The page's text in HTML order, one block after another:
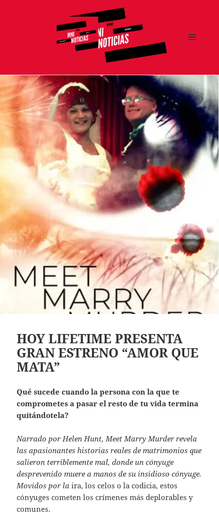
HOY LIFETIME PRESENTA
GRAN ESTRENO “AMOR QUE
MATA”
Qué sucede cuando la persona con la que te
comprometes a pasar el resto de tu vida termina
quitándotela?
Narrado por Helen Hunt, Meet Marry Murder revela
las apasionantes historias reales de matrimonios que
salieron terriblemente mal, donde un cónyuge
desprevenido muere a manos de su insidioso cónyuge.
Movidos por la ira, los celos o la codicia, estos
cónyuges cometen los crímenes más deplorables y
comunes.